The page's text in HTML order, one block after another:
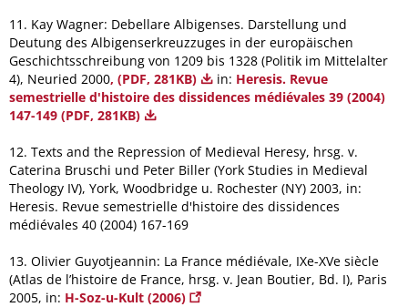
11. Kay Wagner: Debellare Albigenses. Darstellung und
Deutung des Albigenserkreuzzuges in der europäischen
Geschichtsschreibung von 1209 bis 1328 (Politik im Mittelalter
4), Neuried 2000, (PDF, 281KB) in: Heresis. Revue
semestrielle d'histoire des dissidences médiévales 39 (2004)
147-149 (PDF, 281KB)
12. Texts and the Repression of Medieval Heresy, hrsg. v.
Caterina Bruschi und Peter Biller (York Studies in Medieval
Theology IV), York, Woodbridge u. Rochester (NY) 2003, in:
Heresis. Revue semestrielle d'histoire des dissidences
médiévales 40 (2004) 167-169
13. Olivier Guyotjeannin: La France médiévale, IXe-XVe siècle
(Atlas de l’histoire de France, hrsg. v. Jean Boutier, Bd. I), Paris
2005, in: H-Soz-u-Kult (2006)